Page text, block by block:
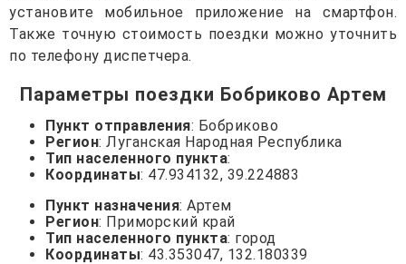
установите мобильное приложение на смартфон.
Также точную стоимость поездки можно уточнить
по телефону диспетчера.
Параметры поездки Бобриково Артем
Пункт отправления: Бобриково
Регион: Луганская Народная Республика
Тип населенного пункта:
Координаты: 47.934132, 39.224883
Пункт назначения: Артем
Регион: Приморский край
Тип населенного пункта: город
Координаты: 43.353047, 132.180339